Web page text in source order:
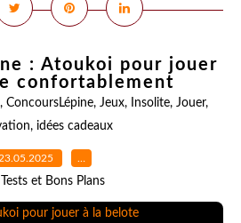
: Atoukoi pour jouer
confortablement
, ConcoursLépine, Jeux, Insolite, Jouer,
, idées cadeaux
23.05.2025 …
Tests et Bons Plans